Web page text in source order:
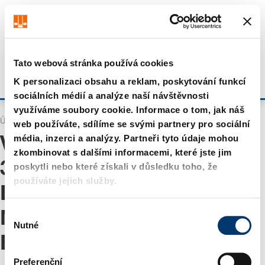
Tato webová stránka používá cookies
K personalizaci obsahu a reklam, poskytování funkcí
sociálních médií a analýze naší návštěvnosti
využíváme soubory cookie. Informace o tom, jak náš
web používáte, sdílíme se svými partnery pro sociální
média, inzerci a analýzy. Partneři tyto údaje mohou
zkombinovat s dalšími informacemi, které jste jim
poskytli nebo které získali v důsledku toho, že
používáte jejich služby.
V
ý
Nutné
Preferenční
Získejte až 7% slevu – klikněte zde pro více informací
Přihlásit se
Úvodní stránka Vyhledávání
Výsledky pro "WA 0859
3970 0884 Perhitungan
Biaya Pintu Warna Biru
Muda Terpercaya
Bambanglipuro Bantul
Vypadá to že prohlížíte z US. Chcete navštívit náš obchod
US?